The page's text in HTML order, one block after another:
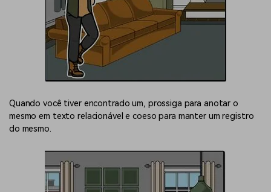
Quando você tiver encontrado um, prossiga para anotar o
mesmo em texto relacionável e coeso para manter um registro
do mesmo.